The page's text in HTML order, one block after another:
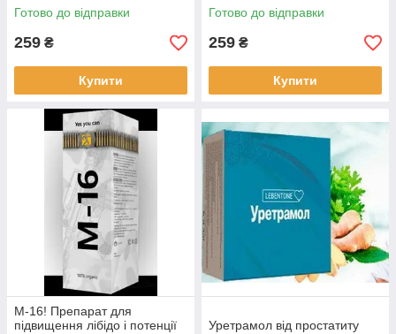
Готово до відправки
259 ₴
Купити
Готово до відправки
259 ₴
Купити
М-16! Препарат для
підвищення лібідо і потенції
Уретрамол від простатиту